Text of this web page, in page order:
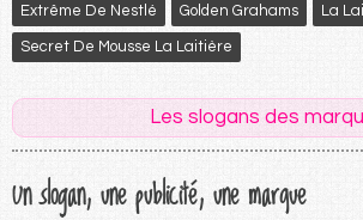
Extrême De Nestlé Golden Grahams La
Secret De Mousse La Laitière
Les slogans des
Un slogan, une publicité, une marque